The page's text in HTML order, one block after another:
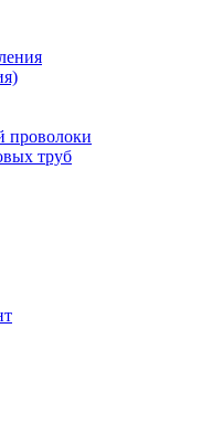
проволоки
труб